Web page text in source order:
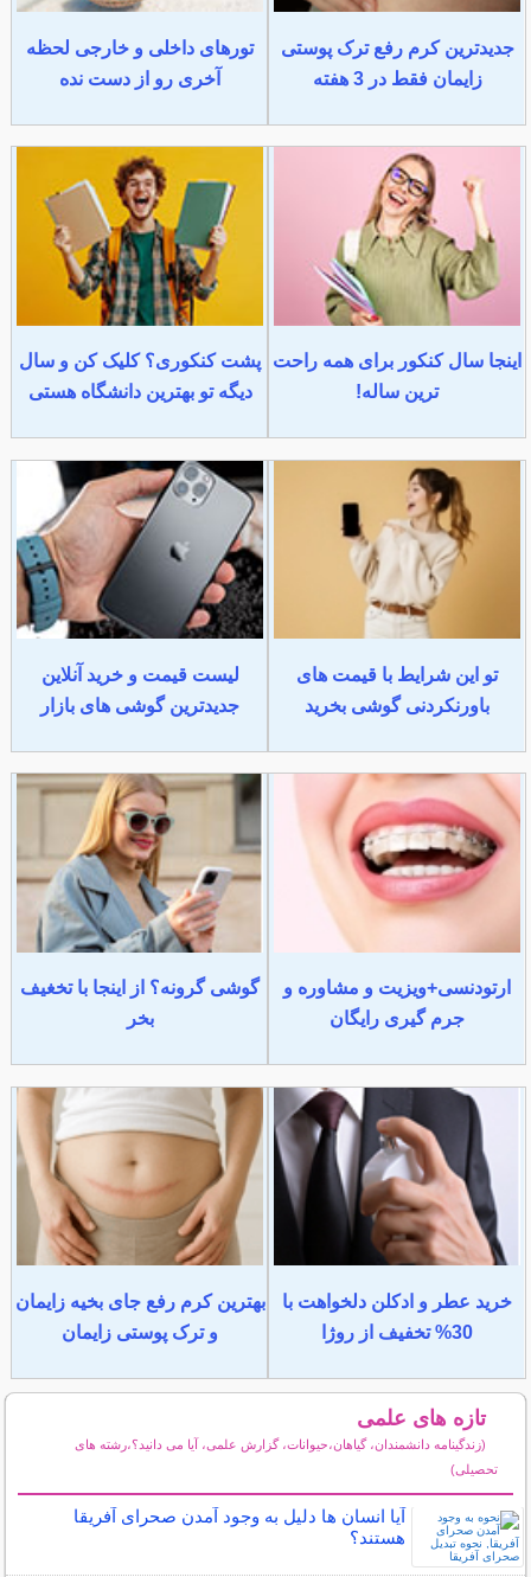
جدیدترین کرم رفع ترک پوستی
زایمان فقط در 3 هفته
تورهای داخلی و خارجی لحظه
آخری رو از دست نده
اینجا سال کنکور برای همه راحت
ترین ساله!
پشت کنکوری؟ کلیک کن و سال
دیگه تو بهترین دانشگاه هستی
تو این شرایط با قیمت های
باورنکردنی گوشی بخرید
لیست قیمت و خرید آنلاین
جدیدترین گوشی های بازار
ارتودنسی+ویزیت و مشاوره و
جرم گیری رایگان
گوشی گرونه؟ از اینجا با تخغیف
بخر
خرید عطر و ادکلن دلخواهت با
30% تخفیف از روژا
بهترین کرم رفع جای بخیه زایمان
و ترک پوستی زایمان
تازه های علمی
(زندگینامه دانشمندان، گیاهان،حیوانات، گزارش علمی، آیا می دانید؟،رشته های
تحصیلی)
آیا انسان ها دلیل به وجود آمدن صحرای آفریقا
هستند؟